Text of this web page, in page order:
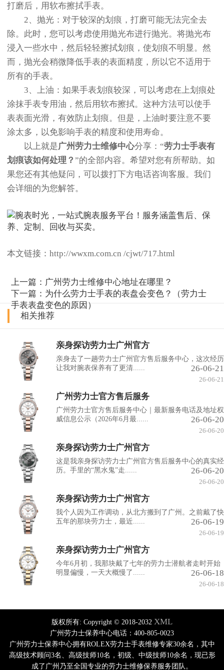
打磨后，用软布擦拭手表。
2、抛光：对于较深的划痕，打磨可能无法完全去
除。此时，您可以考虑使用抛光布进行抛光。将抛光布
浸入一些水中，然后轻轻擦拭划痕，使划痕不明显。然
而，抛光会稍微降低手表的表面精度，所以它不适用于
所有的手表。
3、上油：如果手表划痕较深，可以考虑在上划痕处
涂抹手表专用油，然后用软布擦拭。这种方法可以使手
表表面光滑，有效防止划痕。但是，上油时要注意不要
涂太多，以免影响手表的精度和使用寿命。
以上就是广州劳力士维修中心分享：“劳力士手表有
划痕该如何处理？ ”的全部内容。希望对您有所帮助。如
果您还有其他疑问，可以拨打下方电话咨询客服。我们
会详细的为您解答。
本文链接：http://wwxm.com.cn /cjwt/717.html
上一篇： 广州劳力士维修中心地址在哪里？
下一篇： 为什么劳力士手表的表盘会变色？（劳力士
手表表盘变色的原因）
相关推荐
亲身探访劳力士广州官方
亲身去了一趟劳力士广州官方售后服务中心，这次经历
让我对腕表保养有了更清......
26-06-21
26-06-21
广州劳力士官方售后服务
广州劳力士官方售后服务中心｜最新服务电话及地址权
威信息公示（2026年6月最......
26-06-20
26-06-20
亲身探访劳力士广州官方
这是我亲身探访劳力士广州官方售后服务中心的真实经
历。手里的“黑水鬼”走......
26-06-20
26-06-20
亲身探访劳力士广州官方
我个人因为工作调动，从北方搬到了广州。之前戴了快
五年的那块劳力士，最近......
26-06-19
26-06-19
亲身探访劳力士广州官方
今年6月初，我那块戴了七年的劳力士潜航者走时开始
明显偏慢，一天大概慢了......
26-06-18
26-06-18
版权所有: Copyright © 2018-2032 XML
广州劳力士保养中心电话：400-805-0023
广州劳力士保养中心拥有ROLEX劳力士手表维修专家30余名，其中
高级技术顾问3名、高级技师10名，初级、中级技师10余名，现已形
成了广州乃至全国专业的劳力士维修保养服务团队。